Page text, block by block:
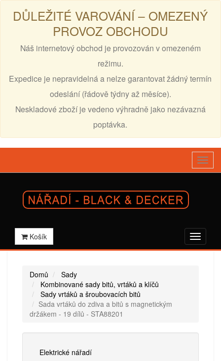
DŮLEŽITÉ VAROVÁNÍ – OMEZENÝ
PROVOZ OBCHODU
Náš internetový obchod je provozován v omezeném
režimu.
Expedice je nepravidelná a nelze garantovat žádný termín
odeslání (řádově týdny až měsíce).
Neskladové zboží je vedeno výhradně jako nezávazná
poptávka.
Košík
Domů
Sady
Kombinované sady bitů, vrtáků a klíčů
Sady vrtáků a šroubovacích bitů
Sada vrtáků do zdiva a bitů s magnetickým
držákem - 19 dílů - STA88201
Elektrické nářadí